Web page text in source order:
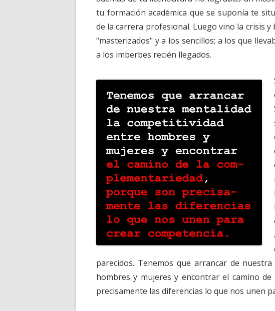
tu formación académica que se suponía te
de la carrera profesional. Luego vino la crisis
"masterizados" y a los sencillos; a los que
a los imberbes recién llegados.
parecidos. Tenemos que arrancar de
hombres y mujeres y encontrar el camino
precisamente las diferencias lo que nos unen